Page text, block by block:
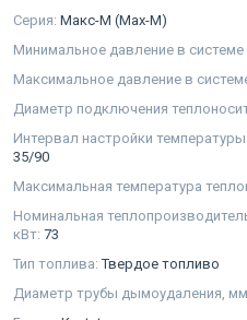
Серия: Макс-М (Max-M)
Минимальное давление в системе
Максимальное давление в
Диаметр подключения
Интервал настройки
35/90
Максимальная температура
Номинальная
кВт: 73
Тип топлива:Твердое топливо
Диаметр трубы дымоудаления,